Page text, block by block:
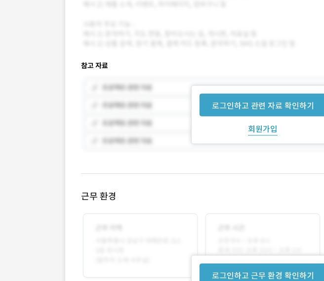
참고 자료
로그인하고 관련 자료 확인하기
회원가입
근무 환경
로그인하고 근무 환경 확인하기